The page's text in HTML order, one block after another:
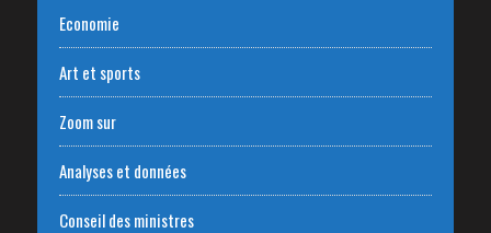
Economie
Art et sports
Zoom sur
Analyses et données
Conseil des ministres